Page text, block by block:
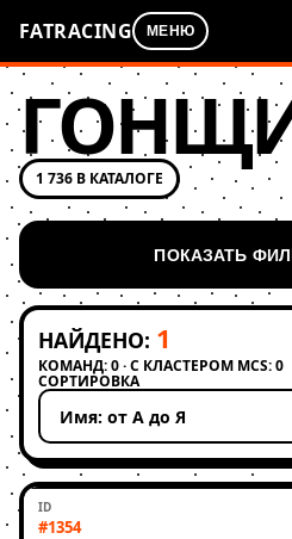
FATRACING МЕНЮ
1 736 В КАТАЛОГЕ
ПОКАЗАТЬ
НАЙДЕНО: 1
КОМАНД: 0 · С КЛАСТЕРОМ MCS: 0
СОРТИРОВКА
Применить сортировку
#1354